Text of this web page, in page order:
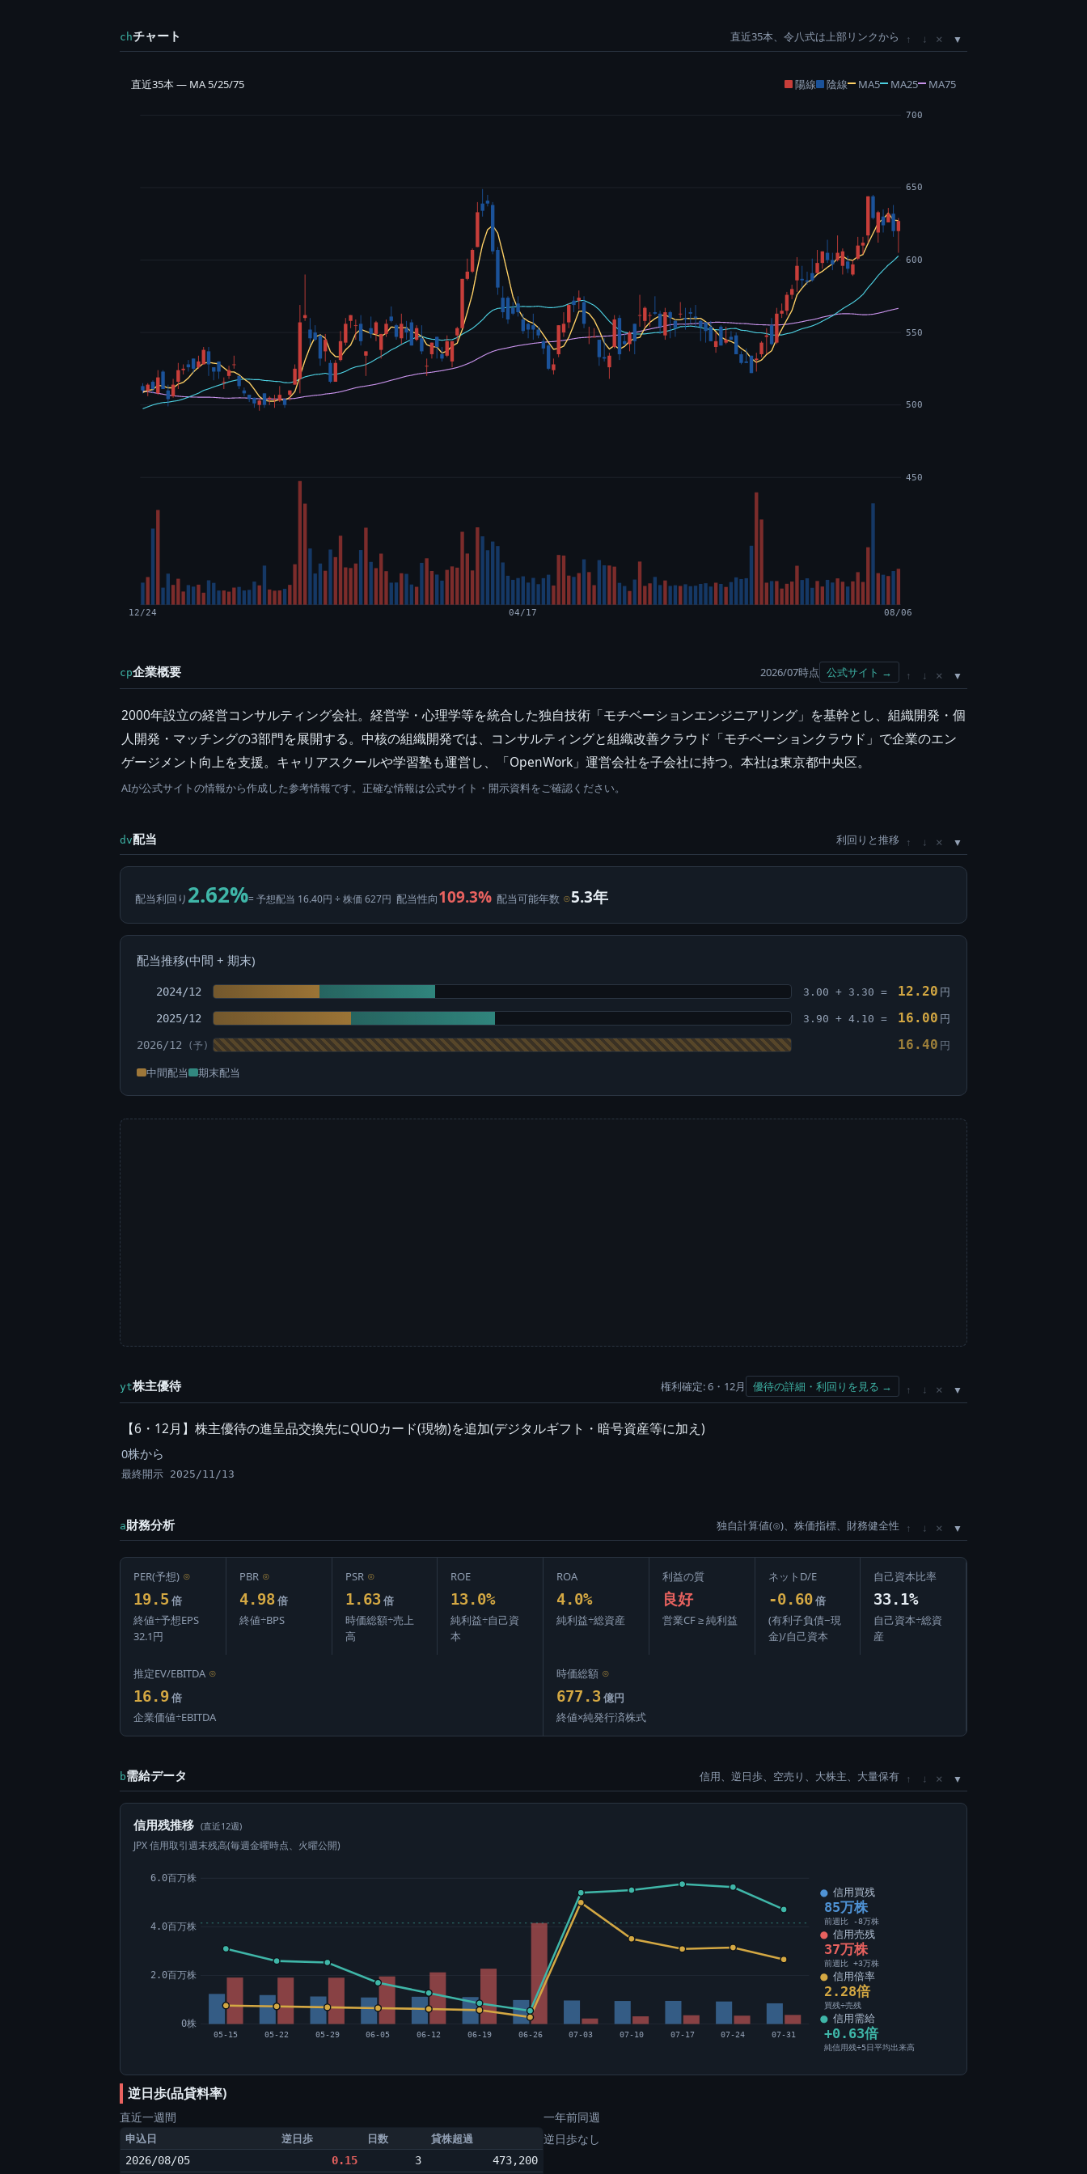
chチャート 直近35本、令八式は上部リンクから ↑ ↓ ×
直近35本 — MA 5/25/75 陽線 陰線 MA5 MA25 MA75
450
500
550
600
650
700
12/24 04/17 08/06
cp企業概要 2026/07時点 公式サイト → ↑ ↓ ×
2000年設立の経営コンサルティング会社。経営学・心理学等を統合した独自技術「モチベーションエンジニアリング」を基幹とし、組織開発・個
人開発・マッチングの3部門を展開する。中核の組織開発では、コンサルティングと組織改善クラウド「モチベーションクラウド」で企業のエン
ゲージメント向上を支援。キャリアスクールや学習塾も運営し、「OpenWork」運営会社を子会社に持つ。本社は東京都中央区。
AIが公式サイトの情報から作成した参考情報です。正確な情報は公式サイト・開示資料をご確認ください。
dv配当 利回りと推移 ↑ ↓ ×
配当利回り 2.62%= 予想配当 16.40円 ÷ 株価 627円 配当性向109.3% 配当可能年数 ⊙5.3年
配当推移(中間 + 期末)
2024/12 3.00 + 3.30 = 12.20 円
2025/12 3.90 + 4.10 = 16.00 円
2026/12 16.40 円
中間配当 期末配当
yt株主優待 権利確定: 6・12月 優待の詳細・利回りを見る → ↑ ↓ ×
【6・12月】株主優待の進呈品交換先にQUOカード(現物)を追加(デジタルギフト・暗号資産等に加え)
0株から
最終開示 2025/11/13
a財務分析 独自計算値(⊙)、株価指標、財務健全性 ↑ ↓ ×
PER(予想) ⊙
19.5 倍
終値÷予想EPS
32.1円
PBR ⊙
4.98 倍
終値÷BPS
PSR ⊙
1.63 倍
時価総額÷売上
高
ROE
13.0%
純利益÷自己資
本
ROA
4.0%
純利益÷総資産
利益の質
良好
営業CF ≥ 純利益
ネットD/E
-0.60 倍
(有利子負債−現
金)/自己資本
自己資本比率
33.1%
自己資本÷総資
産
推定EV/EBITDA ⊙
16.9 倍
企業価値÷EBITDA
時価総額 ⊙
677.3 億円
終値×純発行済株式
b需給データ 信用、逆日歩、空売り、大株主、大量保有 ↑ ↓ ×
信用残推移 (直近12週)
JPX 信用取引週末残高(毎週金曜時点、火曜公開)
0株
2.0百万株
4.0百万株
6.0百万株
05-15 05-22 05-29 06-05 06-12 06-19 06-26 07-03 07-10 07-17 07-24 07-31
信用買残
85万株
前週比 -8万株
信用売残
37万株
前週比 +3万株
信用倍率
2.28倍
買残÷売残
信用需給
+0.63倍
純信用残÷5日平均出来高
逆日歩(品貸料率)
直近一週間
申込日 逆日歩 日数 貸株超過
2026/08/05 0.15 3 473,200
一年前同週
逆日歩なし